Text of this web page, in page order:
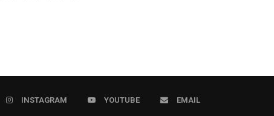
INSTAGRAM YOUTUBE EMAIL